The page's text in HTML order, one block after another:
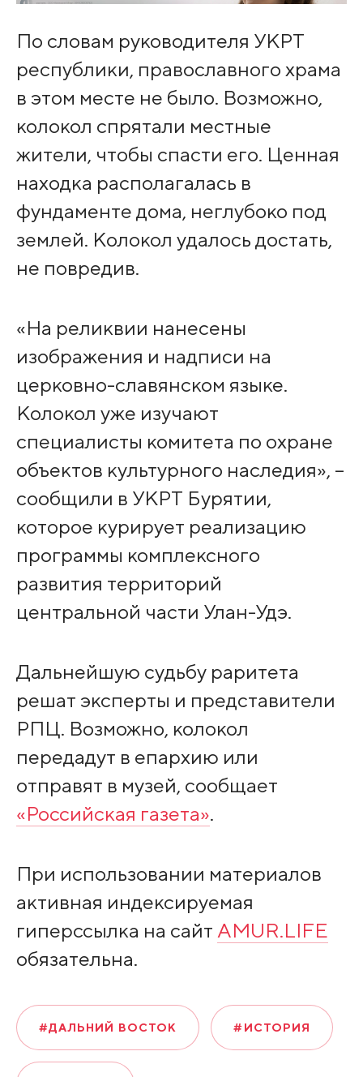
По словам руководителя УКРТ
республики, православного храма
в этом месте не было. Возможно,
колокол спрятали местные
жители, чтобы спасти его. Ценная
находка располагалась в
фундаменте дома, неглубоко под
землей. Колокол удалось достать,
не повредив.
«На реликвии нанесены
изображения и надписи на
церковно-славянском языке.
Колокол уже изучают
специалисты комитета по охране
объектов культурного наследия», –
сообщили в УКРТ Бурятии,
которое курирует реализацию
программы комплексного
развития территорий
центральной части Улан-Удэ.
Дальнейшую судьбу раритета
решат эксперты и представители
РПЦ. Возможно, колокол
передадут в епархию или
отправят в музей, сообщает
«Российская газета».
При использовании материалов
активная индексируемая
гиперссылка на сайт AMUR.LIFE
обязательна.
#ДАЛЬНИЙ ВОСТОК #ИСТОРИЯ